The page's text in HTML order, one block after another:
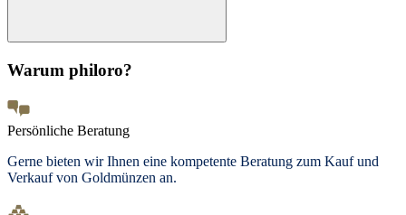
Warum philoro?
Persönliche Beratung
Gerne bieten wir Ihnen eine kompetente Beratung zum Kauf und
Verkauf von Goldmünzen an.